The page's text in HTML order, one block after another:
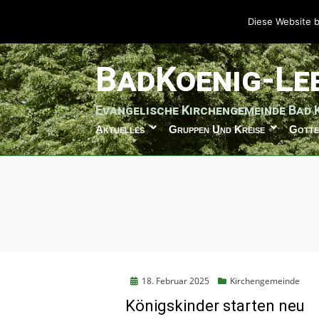
weiter
zum
Inhalt
BadKoenig-
Evangelische Kirchengemeinde Bad
Aktuelles Gruppen Und Kreise
Posted18. Februar 2025 Kirchengemeinde
Königskinder starten neu
Diese Website